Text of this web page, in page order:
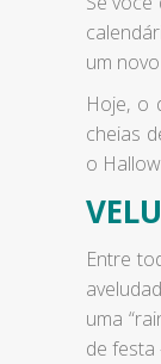
um
Hoje, o
cheias
o
Entre
uma
de festa